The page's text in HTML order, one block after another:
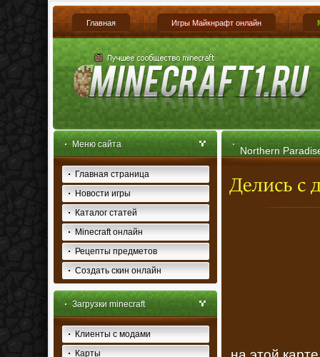
Главная Игры Майкнрафт онлайн
Меню сайта
Главная страница
Новости игры
Каталог статей
Minecraft онлайн
Рецепты предметов
Создать скин онлайн
Загрузки minecraft
Клиенты с модами
Карты
Northern